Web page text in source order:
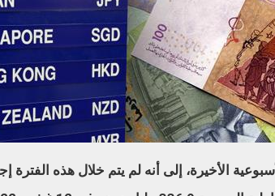
الأخيرة، إلى أنه لم يتم خلال هذه الفترة